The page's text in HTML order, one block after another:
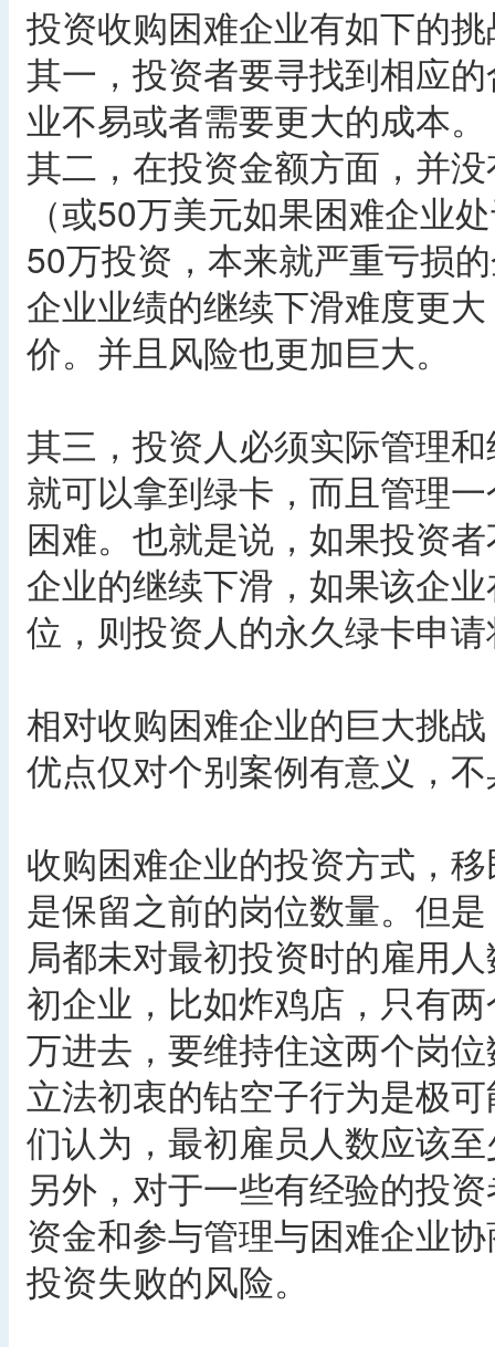
投资收购困难企业有如下的
其一，投资者要寻找到相应
业不易或者需要更大的成本。
其二，在投资金额方面，并
（或50万美元如果困难企业
50万投资，本来就严重亏损
企业业绩的继续下滑难度更
价。并且风险也更加巨大。
其三，投资人必须实际管理
就可以拿到绿卡，而且管理
困难。也就是说，如果投资
企业的继续下滑，如果该企
位，则投资人的永久绿卡申
相对收购困难企业的巨大挑
优点仅对个别案例有意义，
收购困难企业的投资方式，
是保留之前的岗位数量。但
局都未对最初投资时的雇用
初企业，比如炸鸡店，只有
万进去，要维持住这两个岗
立法初衷的钻空子行为是极
们认为，最初雇员人数应该
另外，对于一些有经验的投
资金和参与管理与困难企业
投资失败的风险。